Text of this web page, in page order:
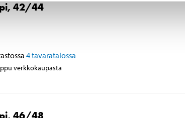
42/44
4tavaratalossa
verkkokaupasta